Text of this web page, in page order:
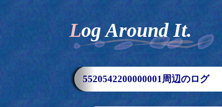
Log Around It.
5520542200000001周辺のログ